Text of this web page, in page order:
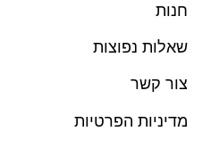
חנות
שאלות נפוצות
צור קשר
מדיניות הפרטיות